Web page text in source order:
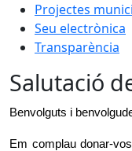
Projectes
Seu electrònica
Transparència
Salutació
Benvolguts i
Em complau donar-